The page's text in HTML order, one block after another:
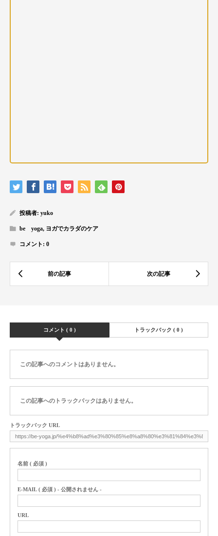
投稿者: yuko
be yoga, ヨガでカラダのケア
コメント: 0
コメント ( 0 ) トラックバック ( 0 )
この記事へのコメントはありません。
この記事へのトラックバックはありません。
トラックバック URL
名前 ( 必須 )
E-MAIL ( 必須 ) - 公開されません -
URL